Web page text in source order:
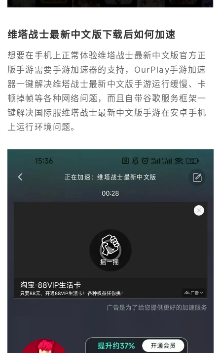
维塔战士最新中文版下载后如何加速
想要在手机上正常体验维塔战士最新中文版官方正
版手游需要手游加速器的支持，OurPlay手游加速
器一键解决维塔战士最新中文版手游运行缓慢、卡
顿掉帧等各种网络问题，而且自带谷歌服务框架一
键解决国际服维塔战士最新中文版手游在安卓手机
上运行环境问题。
正在加速：维塔战士最新中文版